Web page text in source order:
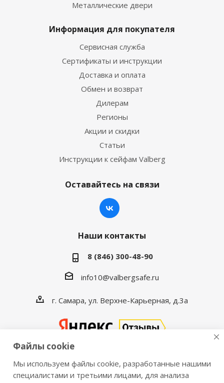
Металлические двери
Информация для покупателя
Сервисная служба
Сертификаты и инструкции
Доставка и оплата
Обмен и возврат
Дилерам
Регионы
Акции и скидки
Статьи
Инструкции к сейфам Valberg
Оставайтесь на связи
Наши контакты
8 (846) 300-48-90
info10@valbergsafe.ru
г. Самара, ул. Верхне-Карьерная, д.3а
2016-2026 © VALBERGSAFE.RU — Интернет-магазин
Файлы cookie
Мы используем файлы cookie, разработанные нашими
специалистами и третьими лицами, для анализа